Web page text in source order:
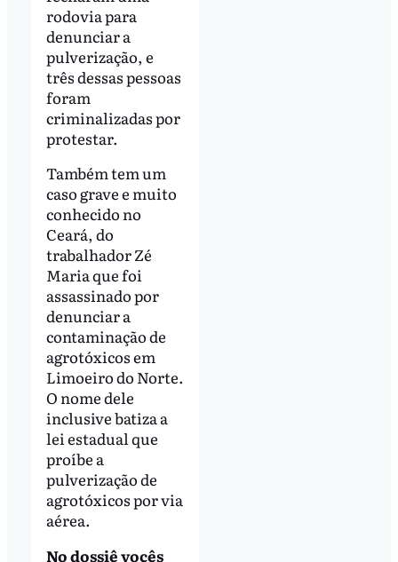
rodovia para
denunciar a
pulverização, e
três dessas pessoas
foram
criminalizadas por
protestar.
Também tem um
caso grave e muito
conhecido no
Ceará, do
trabalhador Zé
Maria que foi
assassinado por
denunciar a
contaminação de
agrotóxicos em
Limoeiro do Norte.
O nome dele
inclusive batiza a
lei estadual que
proíbe a
pulverização de
agrotóxicos por via
aérea.
No dossiê vocês